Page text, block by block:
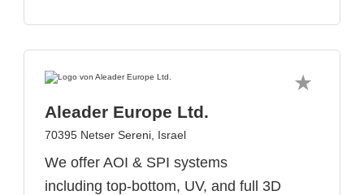
Aleader Europe Ltd.
70395 Netser Sereni, Israel
We offer AOI & SPI systems
including top-bottom, UV, and full 3D